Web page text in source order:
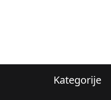
Kategorije